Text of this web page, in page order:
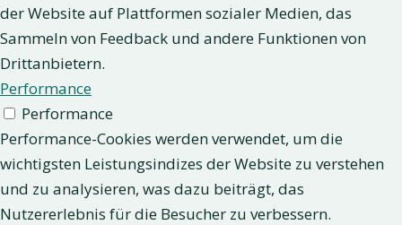
der Website auf Plattformen sozialer Medien, das
Sammeln von Feedback und andere Funktionen von
Drittanbietern.
Performance
Performance
Performance-Cookies werden verwendet, um die
wichtigsten Leistungsindizes der Website zu verstehen
und zu analysieren, was dazu beiträgt, das
Nutzererlebnis für die Besucher zu verbessern.